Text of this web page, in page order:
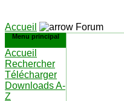
Accueil Forum
Menu principal
Accueil
Rechercher
Télécharger
Downloads A-
Z